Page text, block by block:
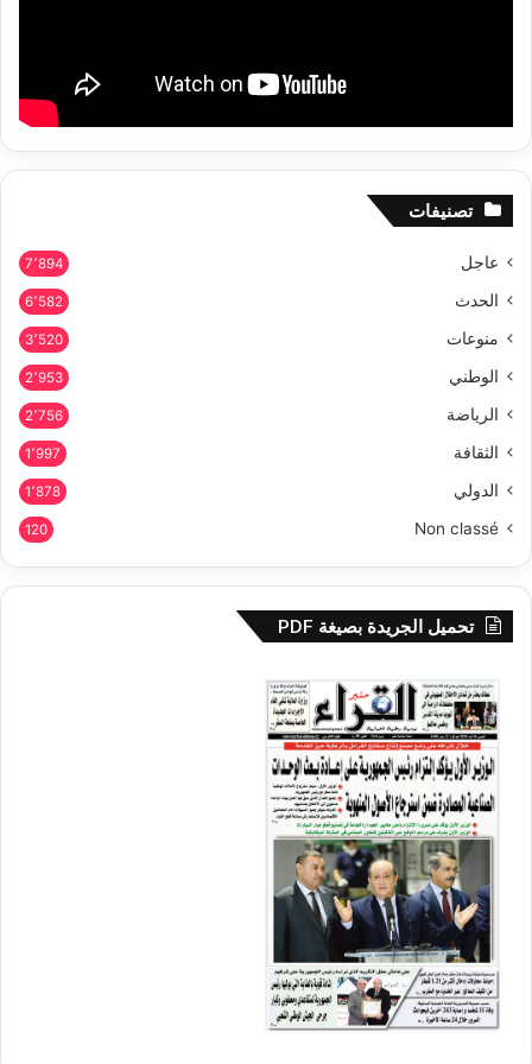
تصنيفات
عاجل 7٬894
الحدث 6٬582
منوعات 3٬520
الوطني 2٬953
الرياضة 2٬756
الثقافة 1٬997
الدولي 1٬878
Non classé
120
تحميل الجريدة بصيغة PDF